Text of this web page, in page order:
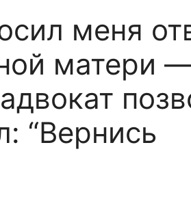
меня
матери
“Вернись